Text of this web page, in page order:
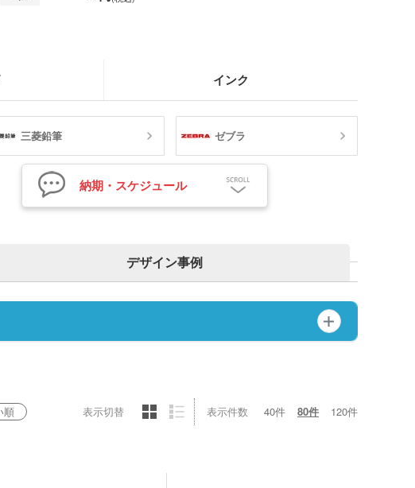
インク
三菱鉛筆 ゼブラ
納期・スケジュール
デザイン事例
順 表示切替 表示件数 40件 80件 120件
キャンバストートバッグ
グ
アルミボトル・マウンテン
バンブーマグカップ